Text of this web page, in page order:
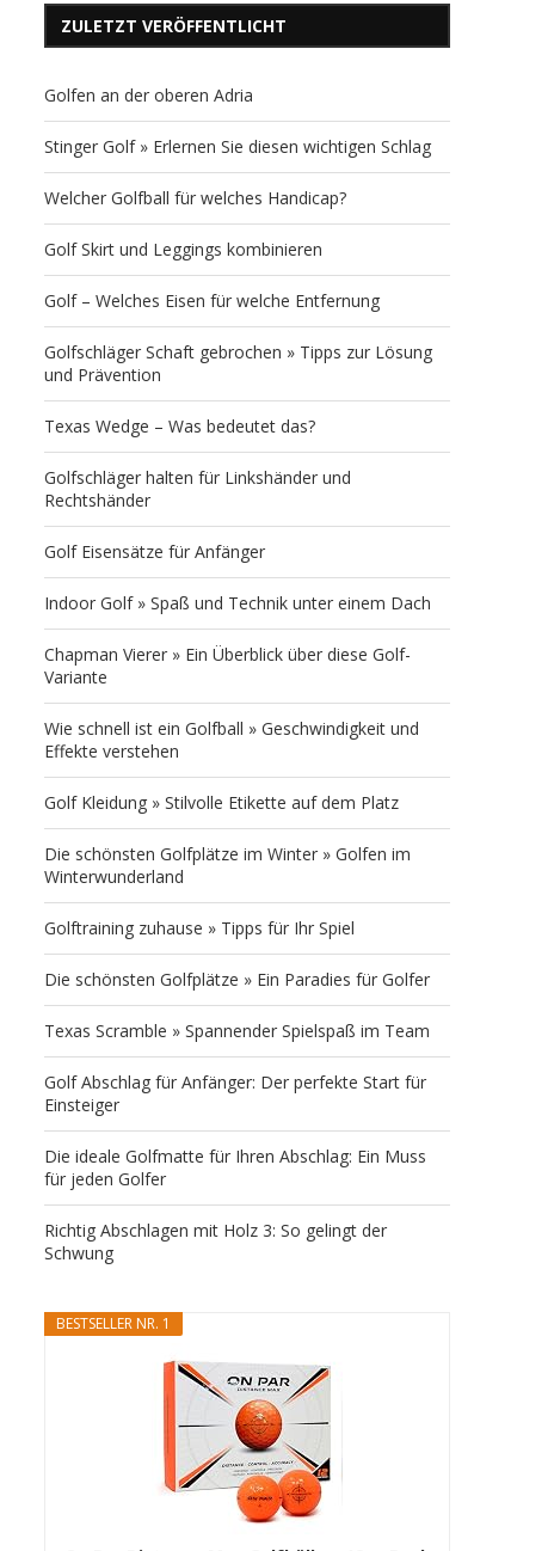
ZULETZT VERÖFFENTLICHT
Golfen an der oberen Adria
Stinger Golf » Erlernen Sie diesen wichtigen Schlag
Welcher Golfball für welches Handicap?
Golf Skirt und Leggings kombinieren
Golf – Welches Eisen für welche Entfernung
Golfschläger Schaft gebrochen » Tipps zur Lösung
und Prävention
Texas Wedge – Was bedeutet das?
Golfschläger halten für Linkshänder und
Rechtshänder
Golf Eisensätze für Anfänger
Indoor Golf » Spaß und Technik unter einem Dach
Chapman Vierer » Ein Überblick über diese Golf-
Variante
Wie schnell ist ein Golfball » Geschwindigkeit und
Effekte verstehen
Golf Kleidung » Stilvolle Etikette auf dem Platz
Die schönsten Golfplätze im Winter » Golfen im
Winterwunderland
Golftraining zuhause » Tipps für Ihr Spiel
Die schönsten Golfplätze » Ein Paradies für Golfer
Texas Scramble » Spannender Spielspaß im Team
Golf Abschlag für Anfänger: Der perfekte Start für
Einsteiger
Die ideale Golfmatte für Ihren Abschlag: Ein Muss
für jeden Golfer
Richtig Abschlagen mit Holz 3: So gelingt der
Schwung
BESTSELLER NR. 1